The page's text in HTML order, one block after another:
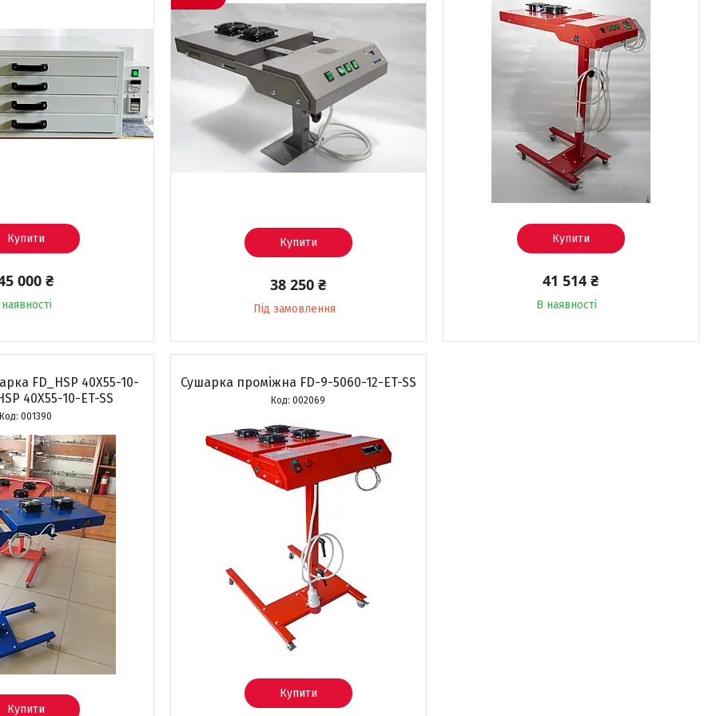
Купити
000 ₴
Купити
38 250 ₴
Під замовлення
Купити
41 514 ₴
В наявності
FD_HSP 40X55-10-
40X55-10-ET-SS
001390
Купити
Сушарка проміжна FD-9-5060-12-ET-SS
002069
Купити